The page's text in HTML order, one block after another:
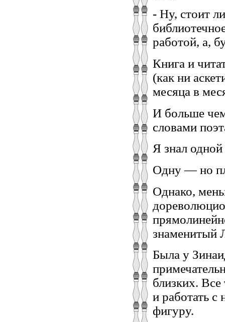
- Ну, стоит
работой, а,
Книга и
(как ни
месяца в
И больше чем
словами
Я знал
Одну — но
Однако,
знаменитый
Была у
близких.
и работать
фигуру.